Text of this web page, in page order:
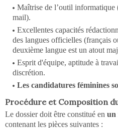
Maîtrise de l’outil
mail).
Excellentes capacités
des langues officielles (français
deuxième langue est un atout
Esprit d'équipe, aptitude à
discrétion.
Les candidatures féminines
Procédure et Composition
Le dossier doit être constitué en un
contenant les pièces suivantes :